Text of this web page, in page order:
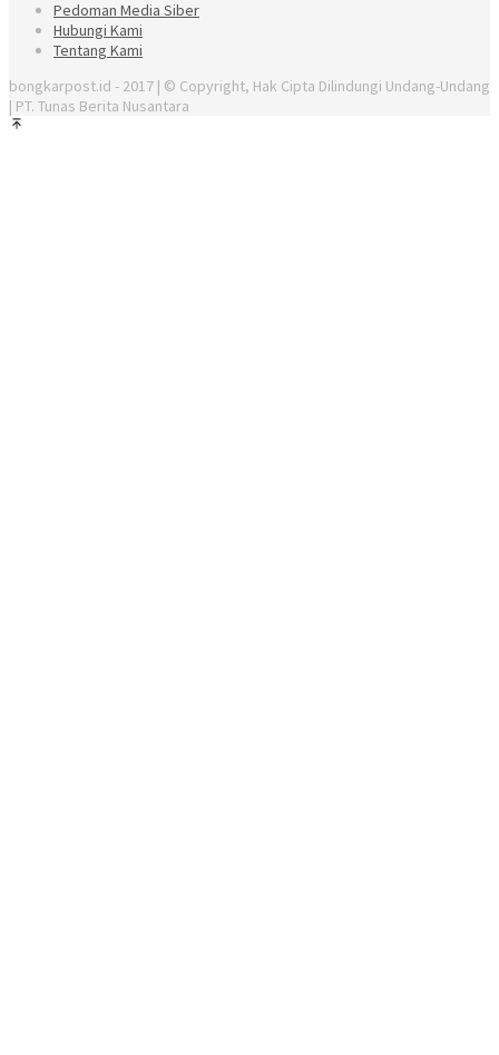
Pedoman Media Siber
Hubungi Kami
Tentang Kami
bongkarpost.id - 2017 | © Copyright, Hak Cipta Dilindungi Undang-Undang
| PT. Tunas Berita Nusantara